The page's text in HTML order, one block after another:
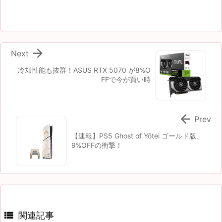
冷却性能も抜群！ASUS RTX 5070 が8%O
FFで今が買い時

Next
【速報】PS5 Ghost of Yōtei ゴールド版、
9%OFFの衝撃！
 Prev
 関連記事